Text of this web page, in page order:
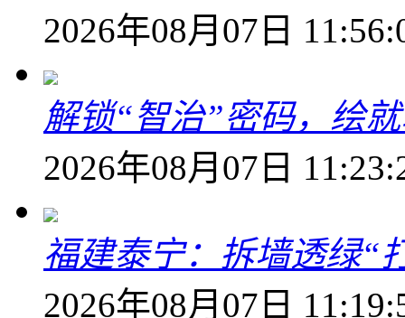
2026年08月07日
解锁“智治”密码，绘
2026年08月07日
福建泰宁：拆墙透绿“
2026年08月07日